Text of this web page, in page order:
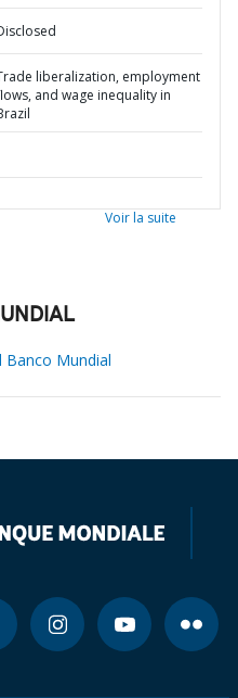
liberalization, employment
and wage inequality in
Voir la suite
Banco Mundial